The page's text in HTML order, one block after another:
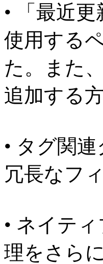
• 「最近
使用する
た。また
追加する
• タグ関
冗長なフ
• ネイテ
理をさら